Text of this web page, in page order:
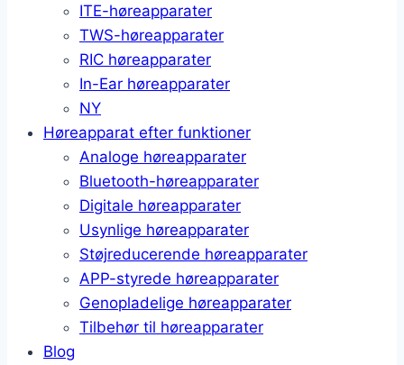
ITE-høreapparater
TWS-høreapparater
RIC høreapparater
In-Ear høreapparater
NY
Høreapparat efter funktioner
Analoge høreapparater
Bluetooth-høreapparater
Digitale høreapparater
Usynlige høreapparater
Støjreducerende høreapparater
APP-styrede høreapparater
Genopladelige høreapparater
Tilbehør til høreapparater
Blog